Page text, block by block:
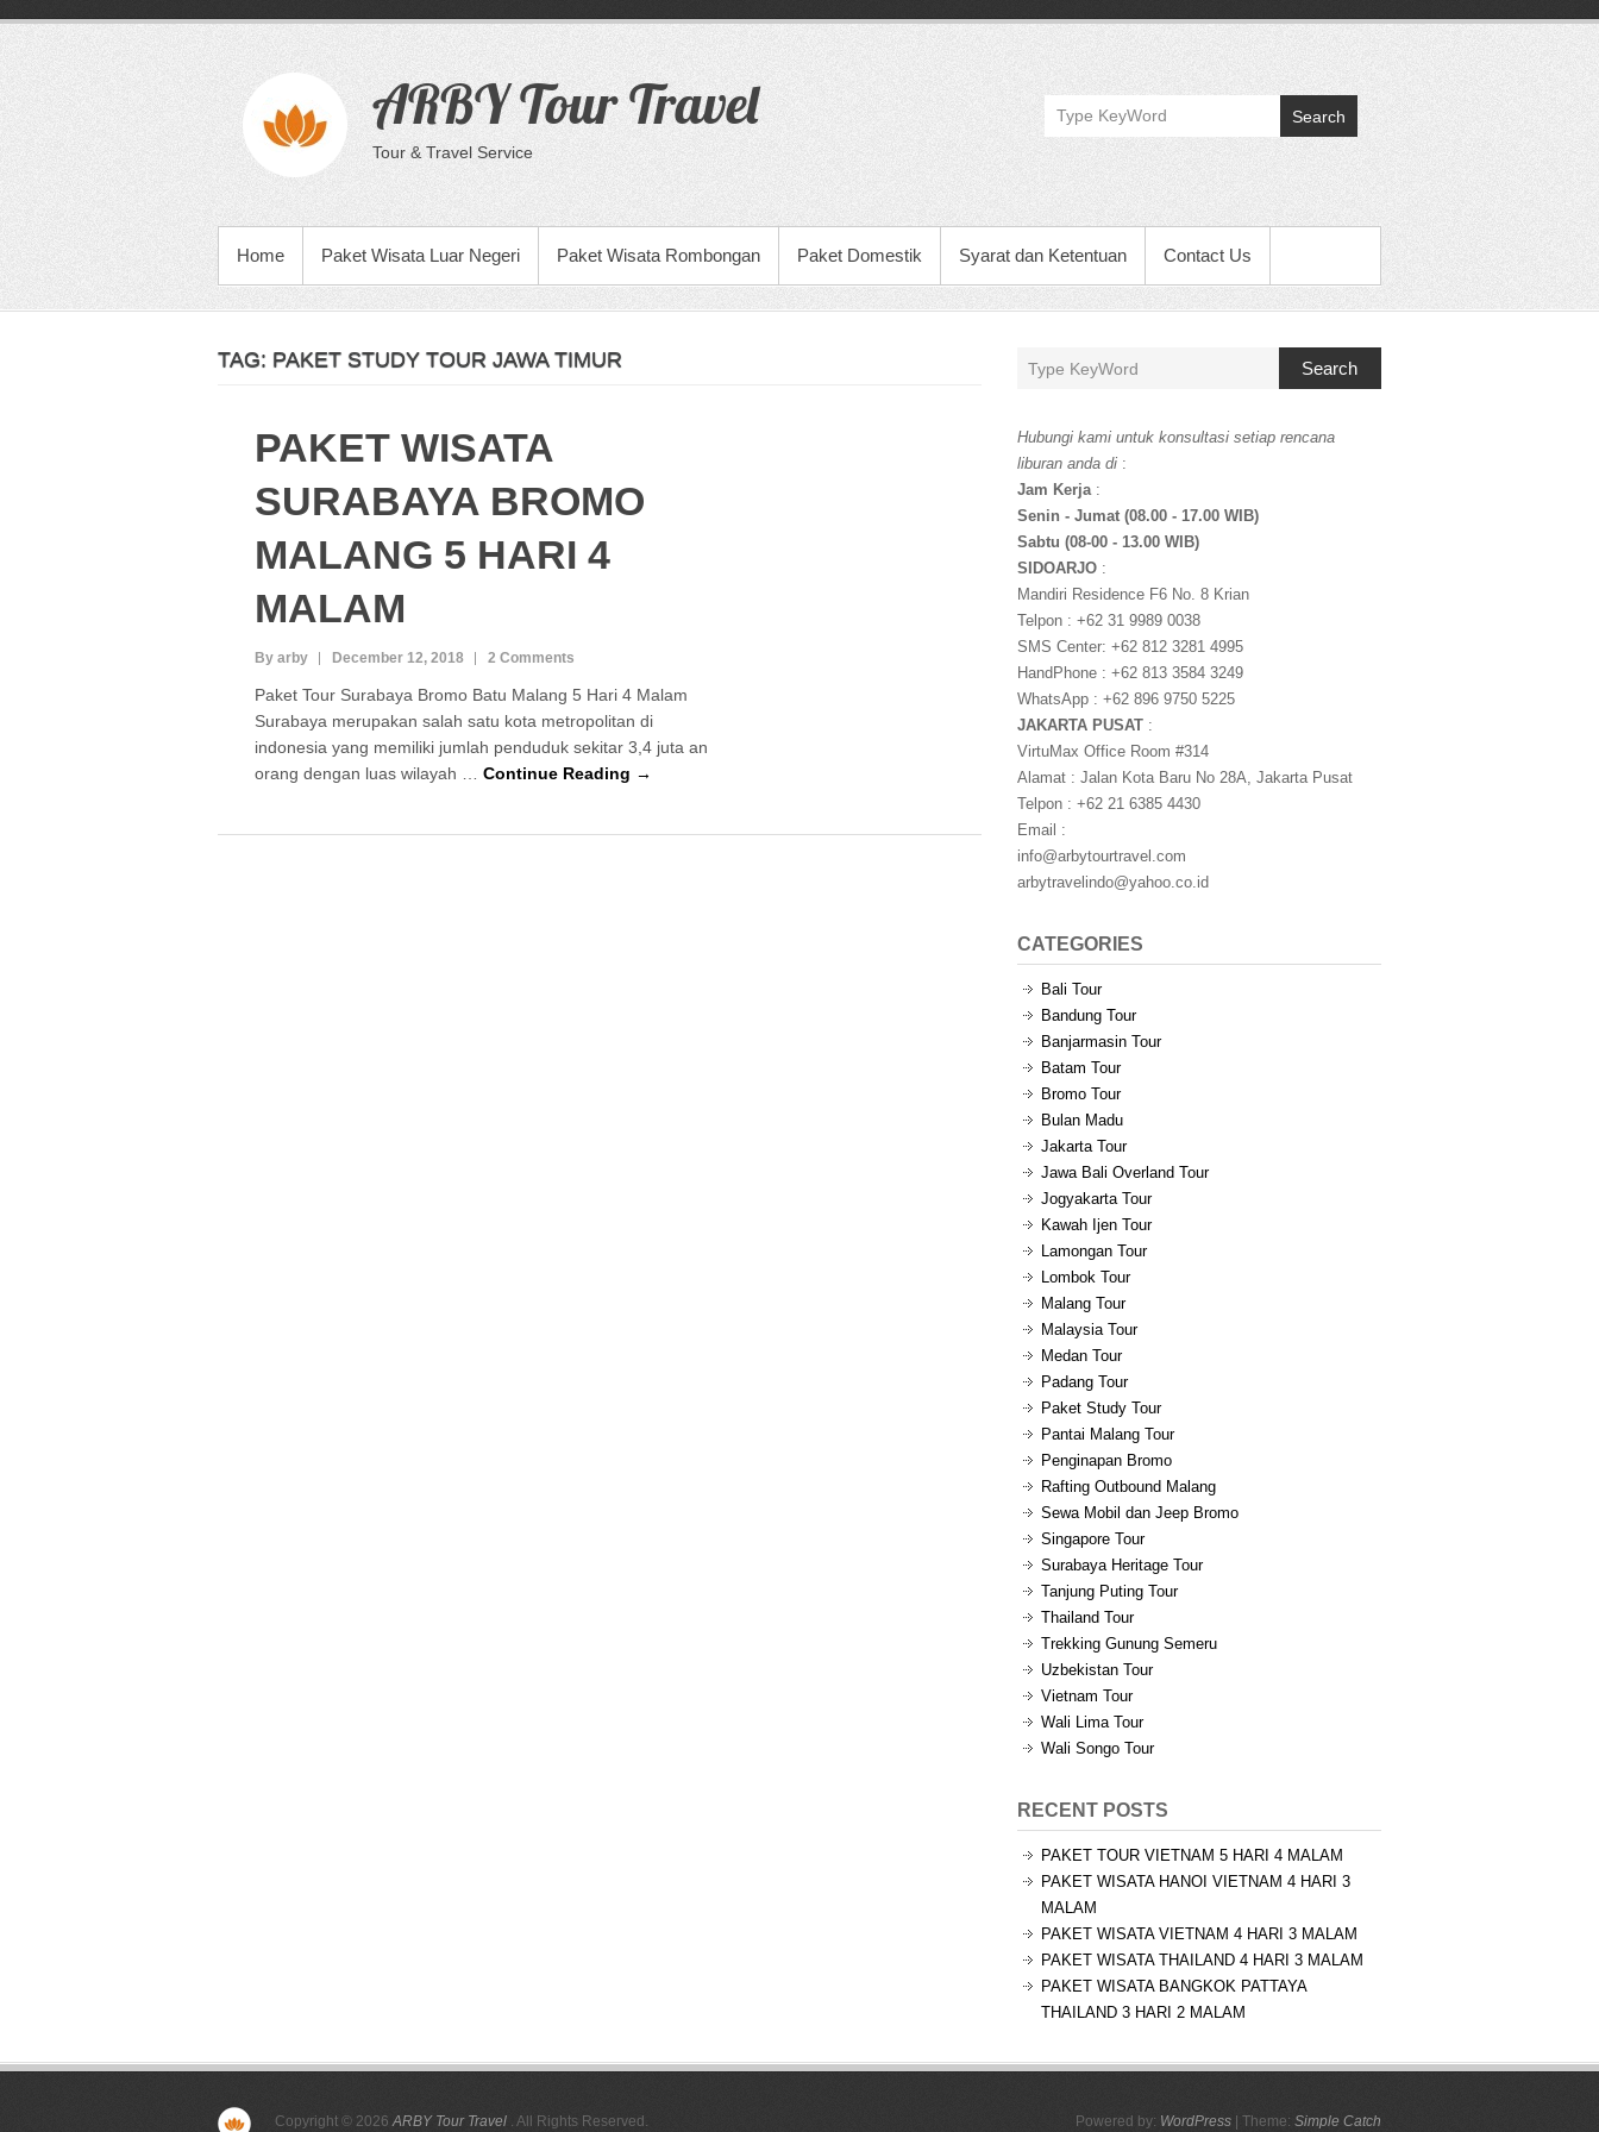
content
ARBY Tour Travel
Tour & Travel Service
Search
PRIMARY MENU
Home Paket Wisata Luar Negeri Paket Wisata Rombongan Paket Domestik Syarat dan Ketentuan Contact Us
TAG: PAKET STUDY TOUR JAWA TIMUR
PAKET WISATA
SURABAYA BROMO
MALANG 5 HARI 4
MALAM
By arby December 12, 2018 2 Comments
Paket Tour Surabaya Bromo Batu Malang 5 Hari 4 Malam
Surabaya merupakan salah satu kota metropolitan di
indonesia yang memiliki jumlah penduduk sekitar 3,4 juta an
orang dengan luas wilayah … Continue Reading →
Search
Hubungi kami untuk konsultasi setiap rencana
liburan anda di :
Jam Kerja:
Senin - Jumat (08.00 - 17.00 WIB)
Sabtu (08-00 - 13.00 WIB)
SIDOARJO:
Mandiri Residence F6 No. 8 Krian
Telpon : +62 31 9989 0038
SMS Center: +62 812 3281 4995
HandPhone : +62 813 3584 3249
WhatsApp : +62 896 9750 5225
JAKARTA PUSAT :
VirtuMax Office Room #314
Alamat : Jalan Kota Baru No 28A, Jakarta Pusat
Telpon : +62 21 6385 4430
Email :
info@arbytourtravel.com
arbytravelindo@yahoo.co.id
CATEGORIES
Bali Tour
Bandung Tour
Banjarmasin Tour
Batam Tour
Bromo Tour
Bulan Madu
Jakarta Tour
Jawa Bali Overland Tour
Jogyakarta Tour
Kawah Ijen Tour
Lamongan Tour
Lombok Tour
Malang Tour
Malaysia Tour
Medan Tour
Padang Tour
Paket Study Tour
Pantai Malang Tour
Penginapan Bromo
Rafting Outbound Malang
Sewa Mobil dan Jeep Bromo
Singapore Tour
Surabaya Heritage Tour
Tanjung Puting Tour
Thailand Tour
Trekking Gunung Semeru
Uzbekistan Tour
Vietnam Tour
Wali Lima Tour
Wali Songo Tour
RECENT POSTS
PAKET TOUR VIETNAM 5 HARI 4 MALAM
PAKET WISATA HANOI VIETNAM 4 HARI 3
MALAM
PAKET WISATA VIETNAM 4 HARI 3 MALAM
PAKET WISATA THAILAND 4 HARI 3 MALAM
PAKET WISATA BANGKOK PATTAYA
THAILAND 3 HARI 2 MALAM
Copyright © 2026ARBY Tour Travel . All Rights Reserved. Powered by: WordPress | Theme: Simple Catch